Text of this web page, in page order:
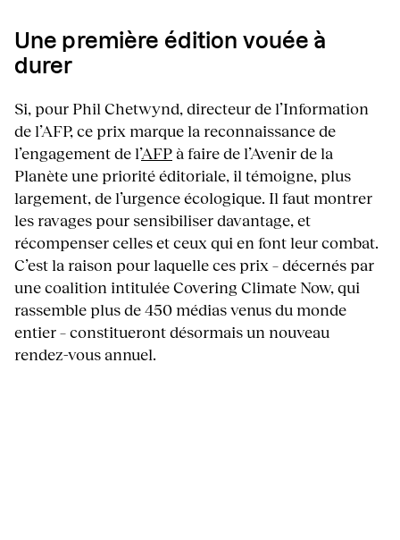
Une première édition vouée à
durer
Si, pour Phil Chetwynd, directeur de l’Information
de l’AFP, ce prix marque la reconnaissance de
l’engagement de l’AFP à faire de l’Avenir de la
Planète une priorité éditoriale, il témoigne, plus
largement, de l’urgence écologique. Il faut montrer
les ravages pour sensibiliser davantage, et
récompenser celles et ceux qui en font leur combat.
C’est la raison pour laquelle ces prix – décernés par
une coalition intitulée Covering Climate Now, qui
rassemble plus de 450 médias venus du monde
entier – constitueront désormais un nouveau
rendez-vous annuel.